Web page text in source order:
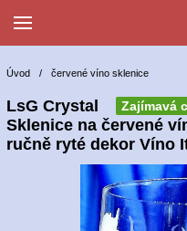
Úvod / červené víno sklenice
Zajímavá
LsG Crystal
Sklenice na červené
ručně ryté dekor Víno